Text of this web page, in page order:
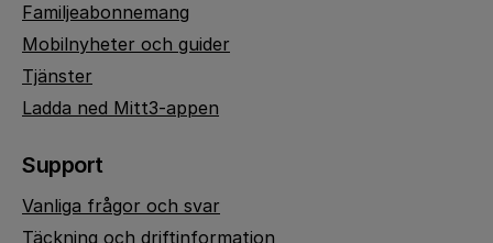
Familjeabonnemang
Mobilnyheter och guider
Tjänster
Ladda ned Mitt3-appen
Support
Vanliga frågor och svar
Täckning och driftinformation